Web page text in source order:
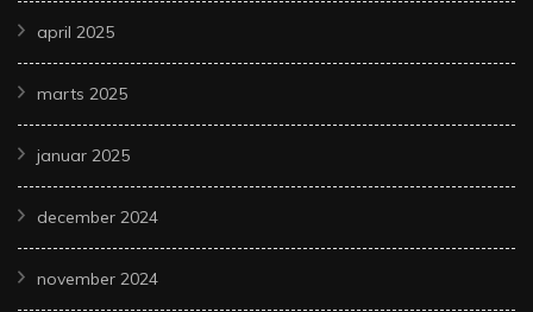
april 2025
marts 2025
januar 2025
december 2024
november 2024